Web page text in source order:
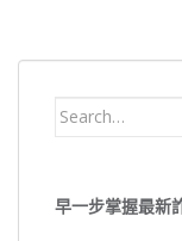
Search
早一步掌握最新